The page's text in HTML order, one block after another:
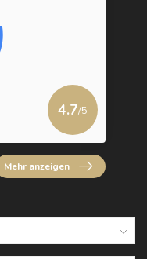
4.7/5
Mehr anzeigen